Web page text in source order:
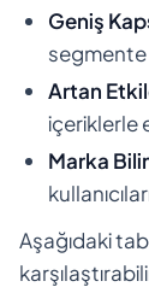
Geniş
segmente
Artan
içeriklerle
Marka
Aşağıdaki